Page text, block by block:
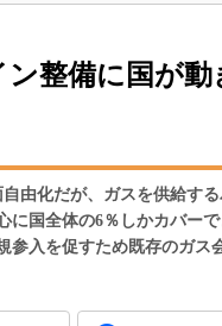
整備に国が動
由化だが、ガスを供給す
に国全体の6％しかカバー
入を促すため既存のガス